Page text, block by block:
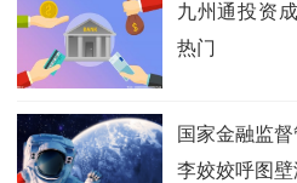
九州通投资
热门
国家金融监
李姣姣呼图